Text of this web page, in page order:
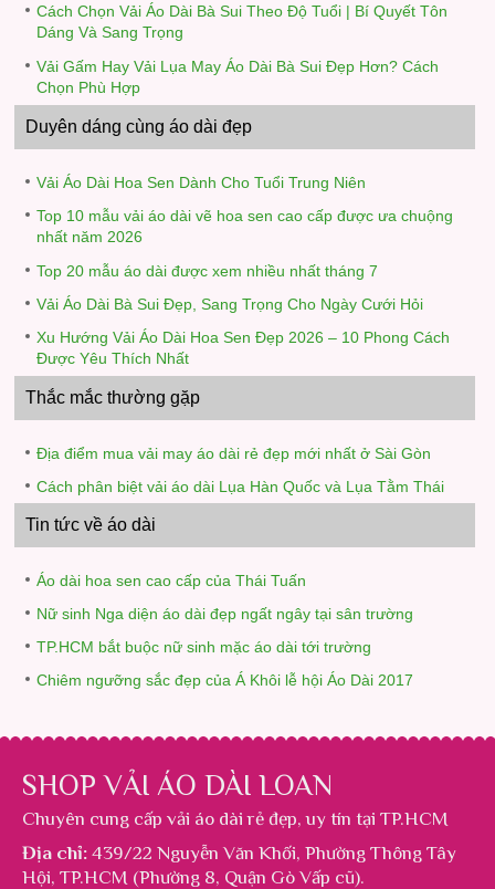
Cách Chọn Vải Áo Dài Bà Sui Theo Độ Tuổi | Bí Quyết Tôn
Dáng Và Sang Trọng
Vải Gấm Hay Vải Lụa May Áo Dài Bà Sui Đẹp Hơn? Cách
Chọn Phù Hợp
Duyên dáng cùng áo dài đẹp
Vải Áo Dài Hoa Sen Dành Cho Tuổi Trung Niên
Top 10 mẫu vải áo dài vẽ hoa sen cao cấp được ưa chuộng
nhất năm 2026
Top 20 mẫu áo dài được xem nhiều nhất tháng 7
Vải Áo Dài Bà Sui Đẹp, Sang Trọng Cho Ngày Cưới Hỏi
Xu Hướng Vải Áo Dài Hoa Sen Đẹp 2026 – 10 Phong Cách
Được Yêu Thích Nhất
Thắc mắc thường gặp
Địa điểm mua vải may áo dài rẻ đẹp mới nhất ở Sài Gòn
Cách phân biệt vải áo dài Lụa Hàn Quốc và Lụa Tằm Thái
Tin tức về áo dài
Áo dài hoa sen cao cấp của Thái Tuấn
Nữ sinh Nga diện áo dài đẹp ngất ngây tại sân trường
TP.HCM bắt buộc nữ sinh mặc áo dài tới trường
Chiêm ngưỡng sắc đẹp của Á Khôi lễ hội Áo Dài 2017
SHOP VẢI ÁO DÀI LOAN
Chuyên cung cấp vải áo dài rẻ đẹp, uy tín tại TP.HCM
Địa chỉ: 439/22 Nguyễn Văn Khối, Phường Thông Tây
Hội, TP.HCM (Phường 8, Quận Gò Vấp cũ).